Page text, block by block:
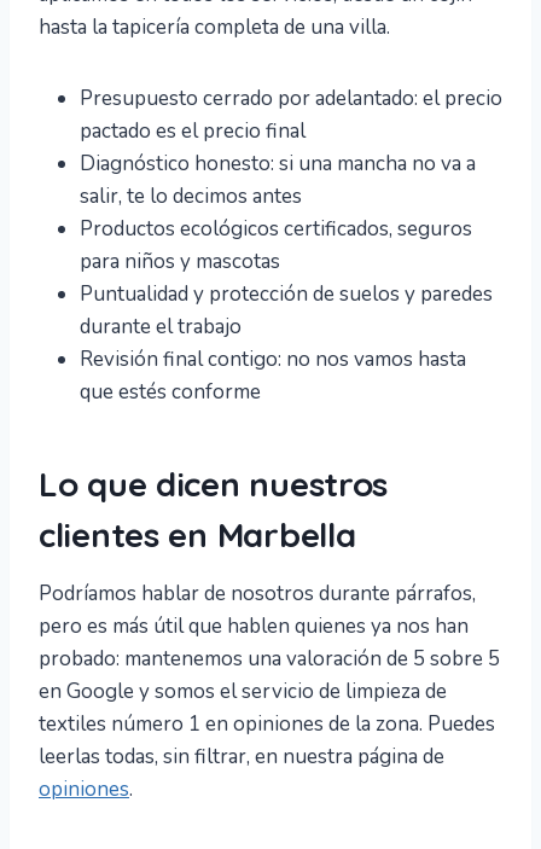
hasta la tapicería completa de una villa.
Presupuesto cerrado por adelantado: el precio
pactado es el precio final
Diagnóstico honesto: si una mancha no va a
salir, te lo decimos antes
Productos ecológicos certificados, seguros
para niños y mascotas
Puntualidad y protección de suelos y paredes
durante el trabajo
Revisión final contigo: no nos vamos hasta
que estés conforme
Lo que dicen nuestros
clientes en Marbella
Podríamos hablar de nosotros durante párrafos,
pero es más útil que hablen quienes ya nos han
probado: mantenemos una valoración de 5 sobre 5
en Google y somos el servicio de limpieza de
textiles número 1 en opiniones de la zona. Puedes
leerlas todas, sin filtrar, en nuestra página de
opiniones.